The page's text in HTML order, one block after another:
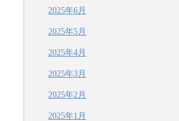
2025年6月
2025年5月
2025年4月
2025年3月
2025年2月
2025年1月